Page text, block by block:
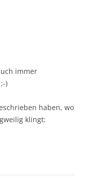
immer
)
haben, wo
klingt: